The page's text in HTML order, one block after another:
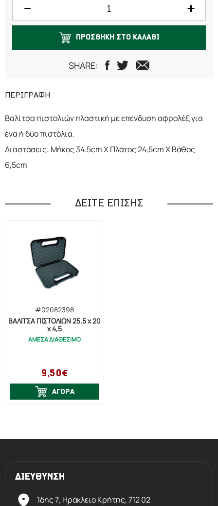
ΠΡΟΣΘΗΚΗ ΣΤΟ ΚΑΛΑΘΙ
SHARE:
ΠΕΡΙΓΡΑΦΗ
Βαλίτσα πιστολιών πλαστική με επένδυση αφρολέξ για
ένα ή δύο πιστόλια.
Διαστάσεις: Μήκος 34.5cm Χ Πλάτος 24,5cm Χ Βάθος
6,5cm
ΔΕΙΤΕ ΕΠΙΣΗΣ
#02082398
ΒΑΛΙΤΣΑ ΠΙΣΤΟΛΙΩΝ 25.5 x 20
x 4,5
ΑΜΕΣΑ ΔΙΑΘΕΣΙΜΟ
9,50€
ΑΓΟΡΑ
ΔΙΕΥΘΥΝΣΗ
Ίδης 7, Ηράκλειο Kρήτης,712 02